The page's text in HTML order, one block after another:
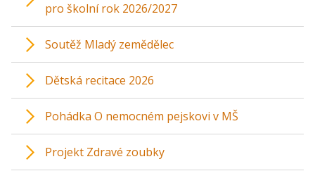
pro školní rok 2026/2027
Soutěž Mladý zemědělec
Dětská recitace 2026
Pohádka O nemocném pejskovi v MŠ
Projekt Zdravé zoubky